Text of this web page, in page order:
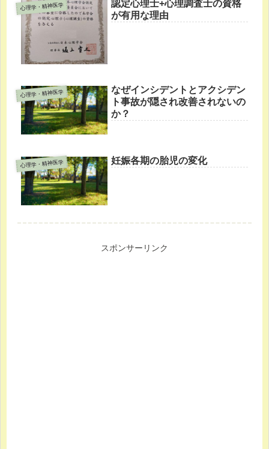
心理学・精神医学
認定心理士+心理調査士の資格
が有用な理由
心理学・精神医学
なぜインシデントとアクシデン
ト事故が隠され改善されないの
か？
心理学・精神医学 妊娠各期の胎児の変化
スポンサーリンク